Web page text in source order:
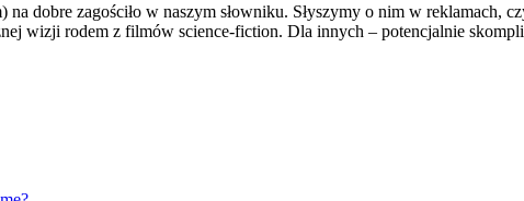
na dobre zagościło w naszym słowniku. Słyszymy o nim w
wizji rodem z filmów science-fiction. Dla innych – potencjalnie